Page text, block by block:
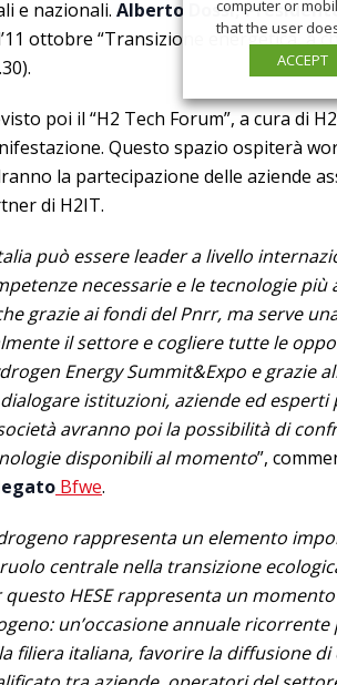
e nazionali. Alberto Dossi,
ottobre “Transizione energetica, a
poi il “H2 Tech Forum”, a cura di
Questo spazio ospiterà
la partecipazione delle aziende
di H2IT.
può essere leader a livello
necessarie e le tecnologie più
grazie ai fondi del Pnrr, ma serve
il settore e cogliere tutte le
Energy Summit&Expo e grazie
istituzioni, aziende ed
avranno poi la possibilità di
disponibili al momento”,
Bfwe.
rappresenta un elemento
centrale nella transizione
questo HESE rappresenta un
un’occasione annuale
filiera italiana, favorire la diffusione
computer or
that the user
ACCEPT